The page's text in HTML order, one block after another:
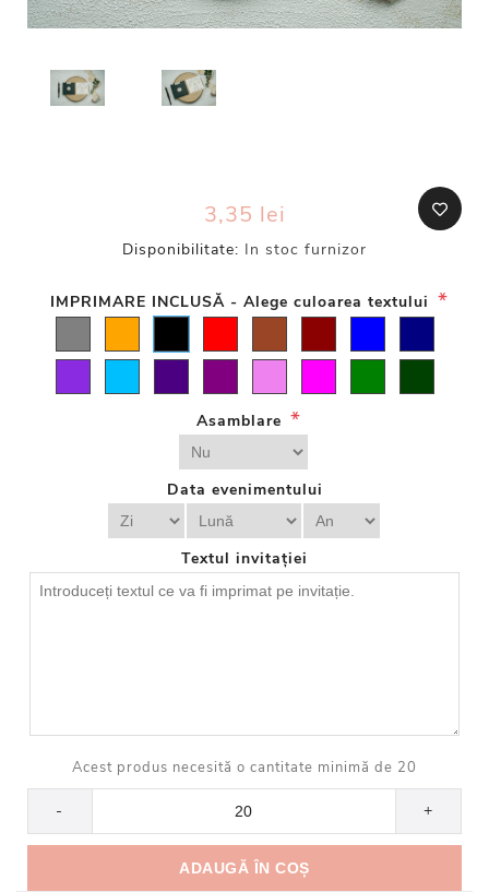
3,35 lei
Disponibilitate: In stoc furnizor
IMPRIMARE INCLUSĂ - Alege culoarea textului *
Asamblare *
Data evenimentului
Textul invitației
Acest produs necesită o cantitate minimă de 20
- +